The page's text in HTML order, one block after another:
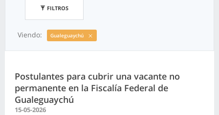
FILTROS
Viendo: Gualeguaychú
Postulantes para cubrir una vacante no
permanente en la Fiscalía Federal de
Gualeguaychú
15-05-2026